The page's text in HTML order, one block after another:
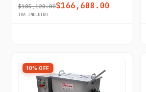
$185,120.00$166,608.00
IVA INCLUIDO
10% OFF